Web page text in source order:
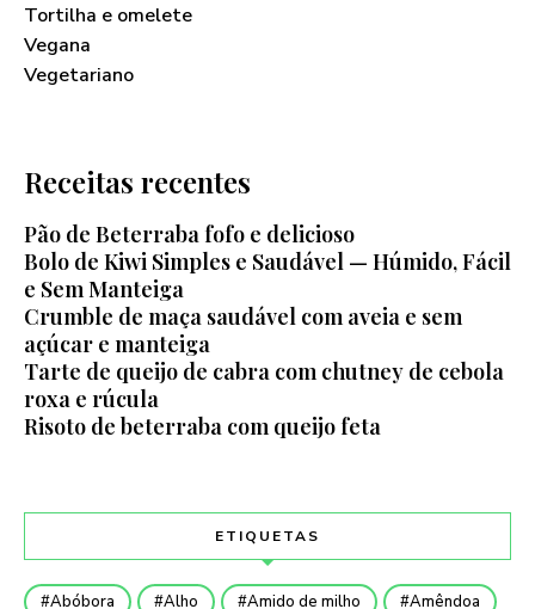
Tortilha e omelete
Vegana
Vegetariano
Receitas recentes
Pão de Beterraba fofo e delicioso
Bolo de Kiwi Simples e Saudável — Húmido, Fácil
e Sem Manteiga
Crumble de maça saudável com aveia e sem
açúcar e manteiga
Tarte de queijo de cabra com chutney de cebola
roxa e rúcula
Risoto de beterraba com queijo feta
ETIQUETAS
Abóbora Alho Amido de milho Amêndoa